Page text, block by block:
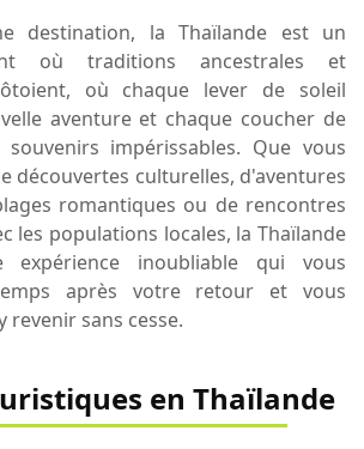
destination, la Thaïlande est un
où traditions ancestrales et
où chaque lever de soleil
aventure et chaque coucher de
impérissables. Que vous
découvertes culturelles, d'aventures
romantiques ou de rencontres
les populations locales, la Thaïlande
inoubliable qui vous
après votre retour et vous
revenir sans cesse.
en Thaïlande